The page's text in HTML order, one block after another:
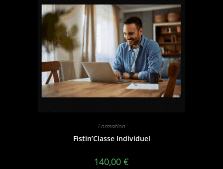
Formation
Fistin’Classe Individuel
140,00 €